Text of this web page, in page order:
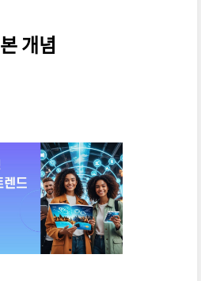
개념